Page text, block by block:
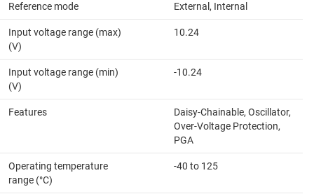
Reference mode External, Internal
Input voltage range (max)
(V)
10.24
Input voltage range (min)
(V)
-10.24
Features
Daisy-Chainable, Oscillator,
Over-Voltage Protection,
PGA
Operating temperature
range (°C)
-40 to 125